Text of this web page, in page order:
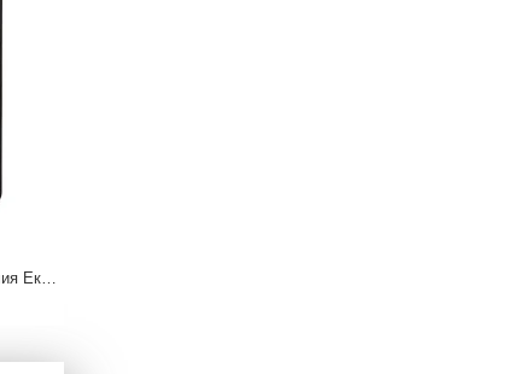
Motorola Moto G10 - Протектор за Целия Екран